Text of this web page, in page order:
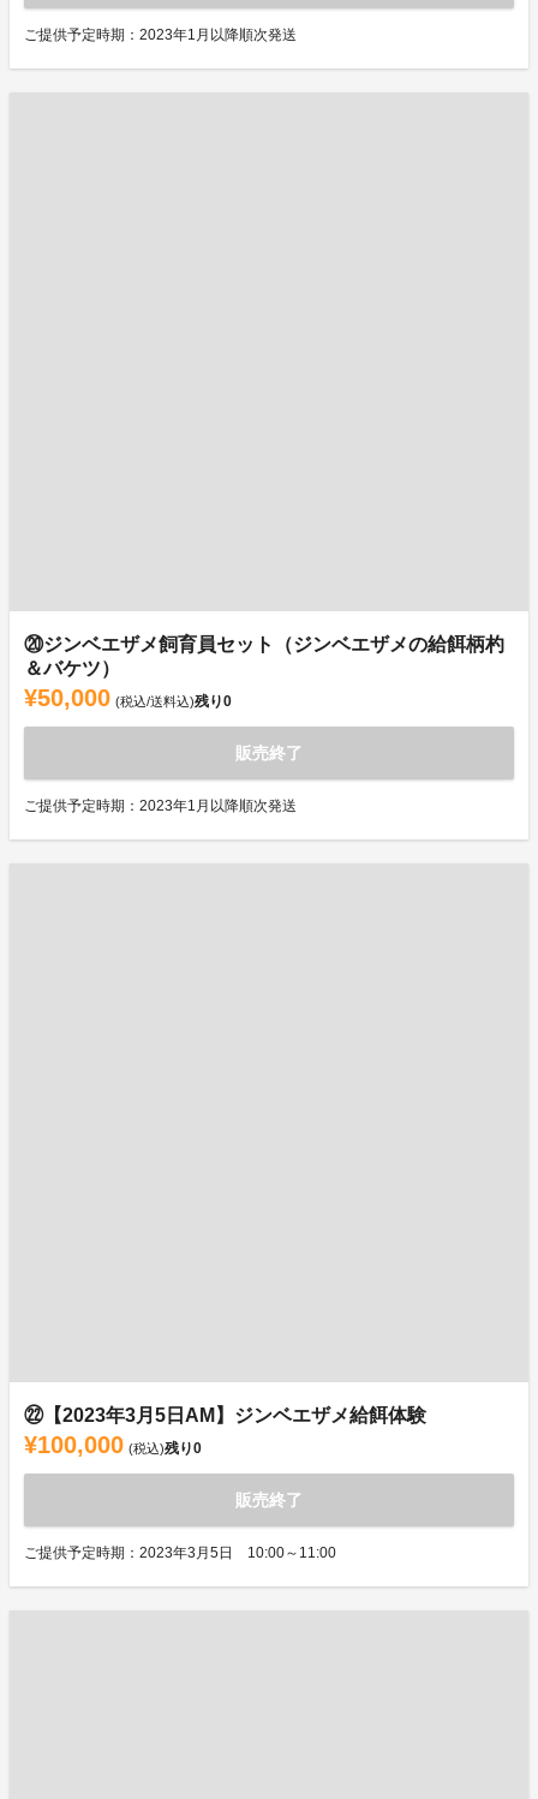
ご提供予定時期：2023年1月以降順次発送
⑳ジンベエザメ飼育員セット（ジンベエザメの給餌柄杓
＆バケツ）
¥50,000 (税込/送料込)残り0
販売終了
ご提供予定時期：2023年1月以降順次発送
㉒【2023年3月5日AM】ジンベエザメ給餌体験
¥100,000 (税込)残り0
販売終了
ご提供予定時期：2023年3月5日 10:00～11:00